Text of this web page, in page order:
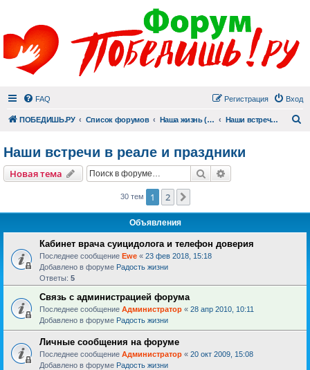
FAQ Вход
Регистрация
ПОБЕДИШЬ.РУ Список форумов Наша жизнь (не всё же о суициде!) Наши встречи в реале и праздники
Наши встречи в реале и праздники
Новая тема Поиск
30 тем 1 2
Объявления
Кабинет врача суицидолога и телефон доверия
Последнее сообщение Ewe « 23 фев 2018, 15:18
Добавлено в форуме Радость жизни
Ответы: 5
Связь с администрацией форума
Последнее сообщение Администратор « 28 апр 2010, 10:11
Добавлено в форуме Радость жизни
Личные сообщения на форуме
Последнее сообщение Администратор « 20 окт 2009, 15:08
Добавлено в форуме Радость жизни